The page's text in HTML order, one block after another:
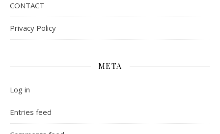
CONTACT
Privacy Policy
META
Log in
Entries feed